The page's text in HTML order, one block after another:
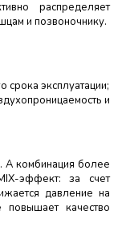
распределяет
и позвоночнику.
срока эксплуатации;
и
А комбинация более
эффект: за счет
давление на
повышает качество